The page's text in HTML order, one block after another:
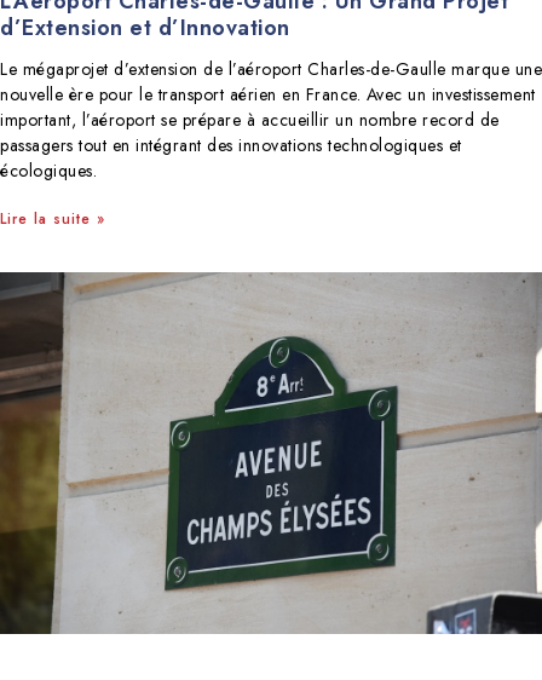
d’Extension et d’Innovation
Le mégaprojet d’extension de l’aéroport Charles-de-Gaulle marque une
nouvelle ère pour le transport aérien en France. Avec un investissement
important, l’aéroport se prépare à accueillir un nombre record de
passagers tout en intégrant des innovations technologiques et
écologiques.
Lire la suite »